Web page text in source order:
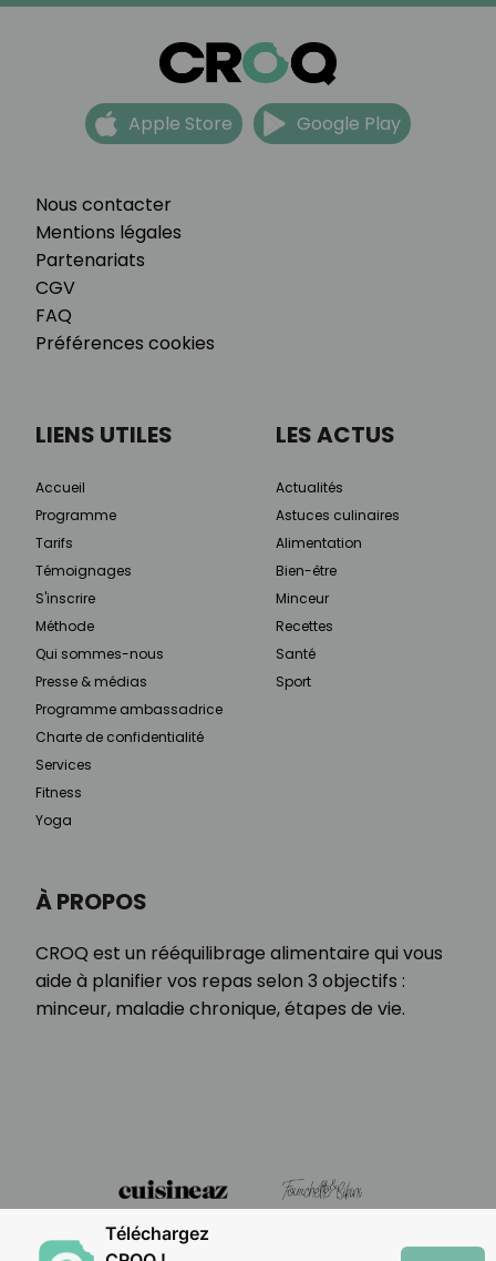
Nous contacter
Mentions légales
Partenariats
CGV
FAQ
Préférences cookies
Apple Store Google Play
À PROPOS
CROQ est un rééquilibrage alimentaire qui vous
aide à planifier vos repas selon 3 objectifs :
minceur, maladie chronique, étapes de vie.
LIENS UTILES
Accueil
Programme
Tarifs
Témoignages
S'inscrire
Méthode
Qui sommes-nous
Presse & médias
Programme ambassadrice
Charte de confidentialité
Services
Fitness
Yoga
LES ACTUS
Actualités
Astuces culinaires
Alimentation
Bien-être
Minceur
Recettes
Santé
Sport
Téléchargez